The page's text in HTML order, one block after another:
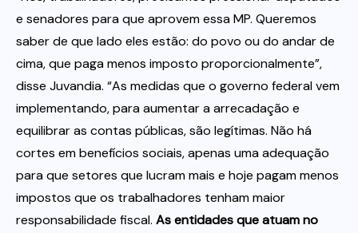
e senadores para que aprovem essa MP. Queremos
saber de que lado eles estão: do povo ou do andar de
cima, que paga menos imposto proporcionalmente”,
disse Juvandia. “As medidas que o governo federal vem
implementando, para aumentar a arrecadação e
equilibrar as contas públicas, são legítimas. Não há
cortes em benefícios sociais, apenas uma adequação
para que setores que lucram mais e hoje pagam menos
impostos que os trabalhadores tenham maior
responsabilidade fiscal. As entidades que atuam no